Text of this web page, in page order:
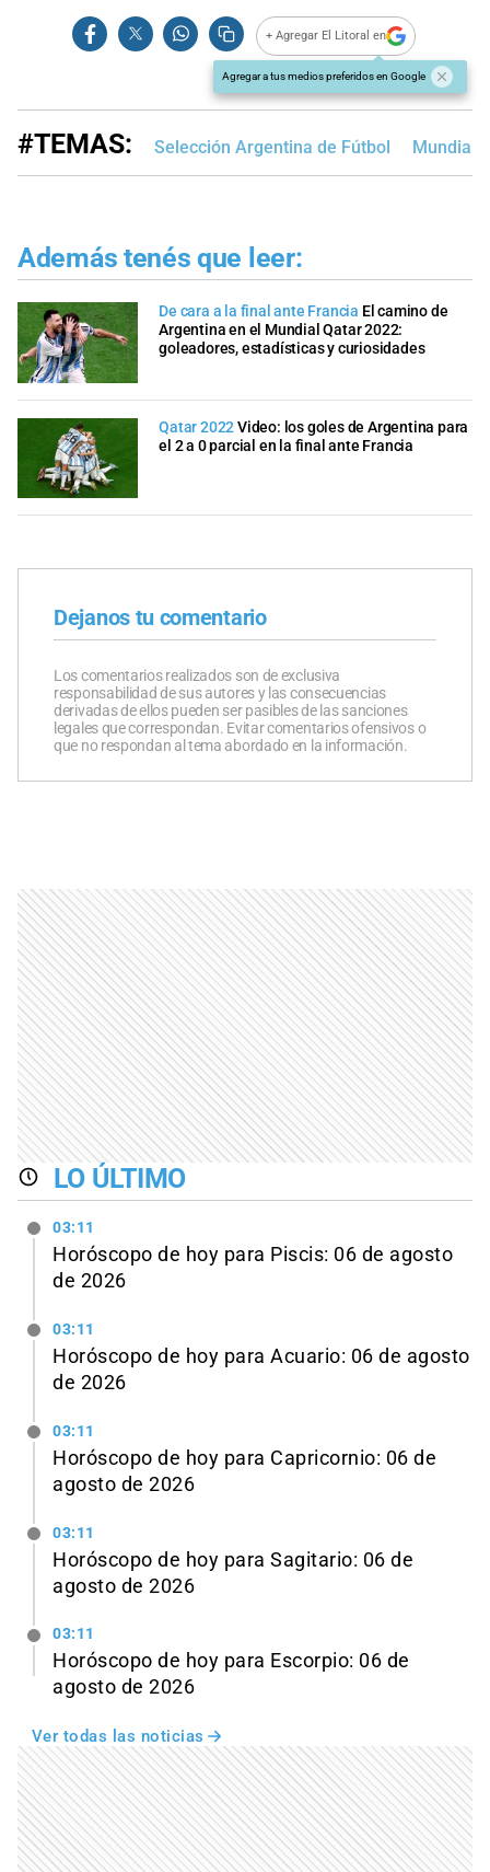
+ Agregar El Litoral en
Agregar a tus medios preferidos en Google
#TEMAS: Selección Argentina de Fútbol Mundial
Además tenés que leer:
De cara a la final ante Francia El camino de
Argentina en el Mundial Qatar 2022:
goleadores, estadísticas y curiosidades
Qatar 2022Video: los goles de Argentina para
el 2 a 0 parcial en la final ante Francia
Dejanos tu comentario
Los comentarios realizados son de exclusiva
responsabilidad de sus autores y las consecuencias
derivadas de ellos pueden ser pasibles de las sanciones
legales que correspondan. Evitar comentarios ofensivos o
que no respondan al tema abordado en la información.
LO ÚLTIMO
03:11
Horóscopo de hoy para Piscis: 06 de agosto
de 2026
03:11
Horóscopo de hoy para Acuario: 06 de agosto
de 2026
03:11
Horóscopo de hoy para Capricornio: 06 de
agosto de 2026
03:11
Horóscopo de hoy para Sagitario: 06 de
agosto de 2026
03:11
Horóscopo de hoy para Escorpio: 06 de
agosto de 2026
Ver todas las noticias